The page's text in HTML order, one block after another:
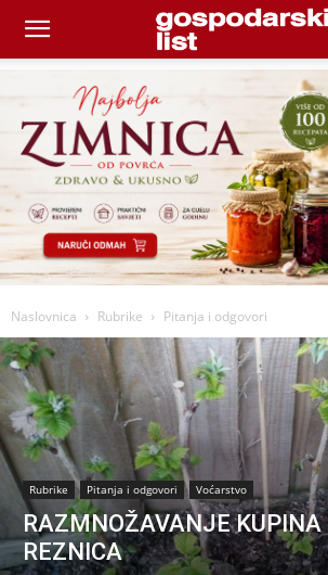
Naslovnica Rubrike Pitanja i odgovori
Rubrike Pitanja i odgovori Voćarstvo
RAZMNOŽAVANJE KUPINA
REZNICA